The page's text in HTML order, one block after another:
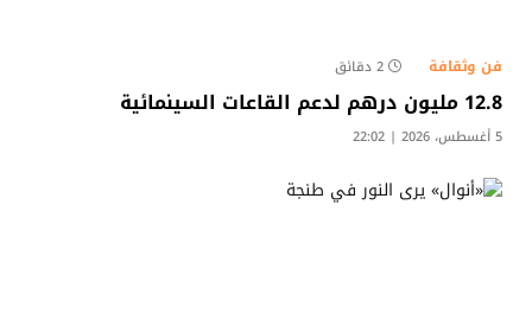
فن وثقافة 2 دقائق
12.8 مليون درهم لدعم القاعات السينمائية
5 أغسطس، 2026 | 22:02